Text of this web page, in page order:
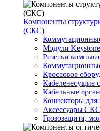
Компоненты
(СКС)
Модули Keystone
Розетки
Кроссовое
Кабеленесущие
Кабельные
Коннекторы для
Аксессуары СКС
Грозозащита,